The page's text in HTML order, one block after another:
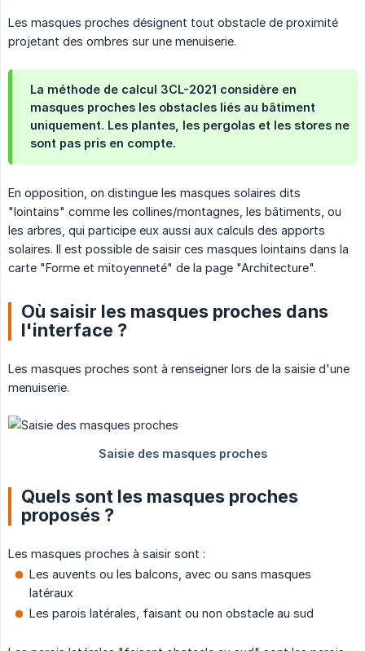
Les masques proches désignent tout obstacle de proximité
projetant des ombres sur une menuiserie.
La méthode de calcul 3CL-2021 considère en
masques proches les obstacles liés au bâtiment
uniquement. Les plantes, les pergolas et les stores ne
sont pas pris en compte.
En opposition, on distingue les masques solaires dits
"lointains" comme les collines/montagnes, les bâtiments, ou
les arbres, qui participe eux aussi aux calculs des apports
solaires. Il est possible de saisir ces masques lointains dans la
carte "Forme et mitoyenneté" de la page "Architecture".
Où saisir les masques proches dans
l'interface ?
Les masques proches sont à renseigner lors de la saisie d'une
menuiserie.
Quels sont les masques proches
proposés ?
Les masques proches à saisir sont :
Les auvents ou les balcons, avec ou sans masques
latéraux
Les parois latérales, faisant ou non obstacle au sud